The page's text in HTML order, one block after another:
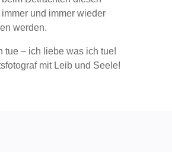
und immer wieder
werden.
tue – ich liebe was ich tue!
mit Leib und Seele!